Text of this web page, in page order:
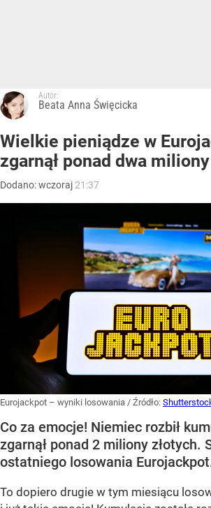
Autor:
Beata Anna Święcicka
Wielkie pieniądze w
zgarnął ponad dwa
Dodano:wczoraj 21:37
Eurojackpot – wyniki losowania / Źródło:
Co za emocje! Niemiec rozbił
zgarnął ponad 2 miliony złotych.
ostatniego losowania
To dopiero drugie w tym miesiącu